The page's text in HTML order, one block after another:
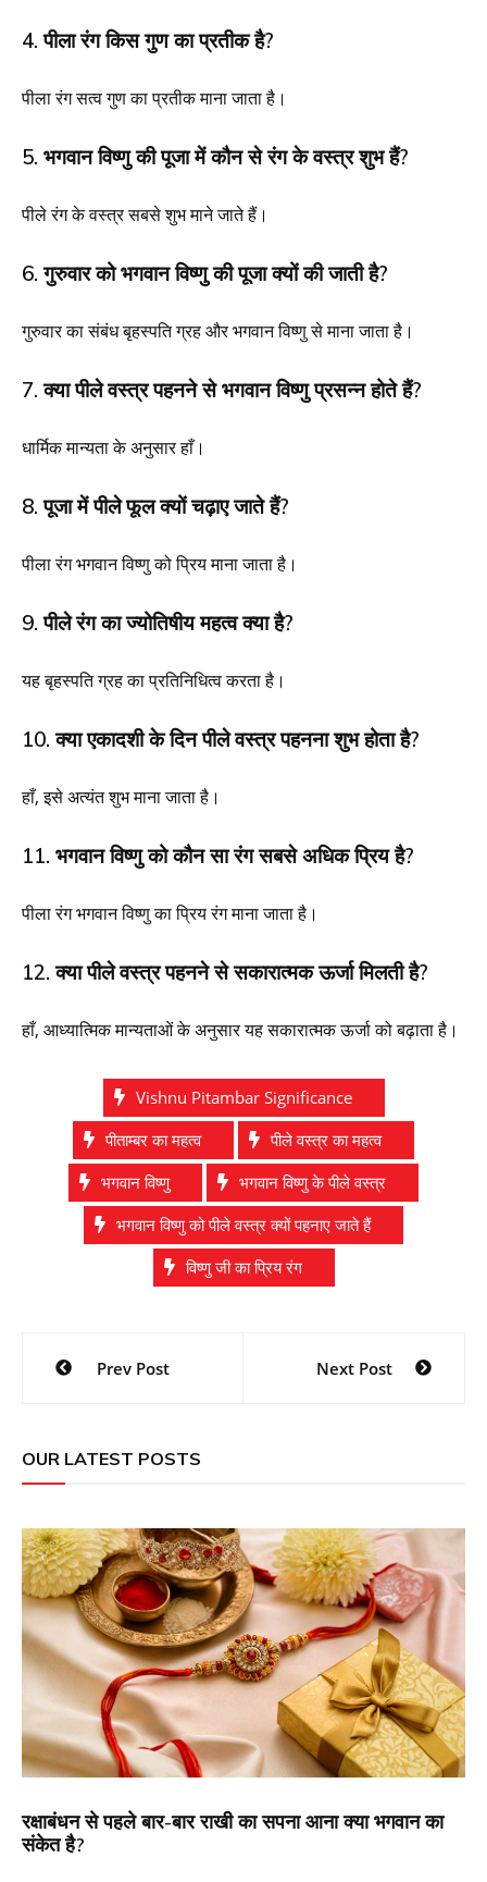
4. पीला रंग किस गुण का प्रतीक है?
पीला रंग सत्व गुण का प्रतीक माना जाता है।
5. भगवान विष्णु की पूजा में कौन से रंग के वस्त्र शुभ हैं?
पीले रंग के वस्त्र सबसे शुभ माने जाते हैं।
6. गुरुवार को भगवान विष्णु की पूजा क्यों की जाती है?
गुरुवार का संबंध बृहस्पति ग्रह और भगवान विष्णु से माना जाता है।
7. क्या पीले वस्त्र पहनने से भगवान विष्णु प्रसन्न होते हैं?
धार्मिक मान्यता के अनुसार हाँ।
8. पूजा में पीले फूल क्यों चढ़ाए जाते हैं?
पीला रंग भगवान विष्णु को प्रिय माना जाता है।
9. पीले रंग का ज्योतिषीय महत्व क्या है?
यह बृहस्पति ग्रह का प्रतिनिधित्व करता है।
10. क्या एकादशी के दिन पीले वस्त्र पहनना शुभ होता है?
हाँ, इसे अत्यंत शुभ माना जाता है।
11. भगवान विष्णु को कौन सा रंग सबसे अधिक प्रिय है?
पीला रंग भगवान विष्णु का प्रिय रंग माना जाता है।
12. क्या पीले वस्त्र पहनने से सकारात्मक ऊर्जा मिलती है?
हाँ, आध्यात्मिक मान्यताओं के अनुसार यह सकारात्मक ऊर्जा को बढ़ाता है।
Vishnu Pitambar Significance
पीताम्बर का महत्व
पीले वस्त्र का महत्व
भगवान विष्णु
भगवान विष्णु के पीले वस्त्र
भगवान विष्णु को पीले वस्त्र क्यों पहनाए जाते हैं
विष्णु जी का प्रिय रंग
Post
navigation
Prev Post Next Post
OUR LATEST POSTS
रक्षाबंधन से पहले बार-बार राखी का सपना आना क्या भगवान का
संकेत है?